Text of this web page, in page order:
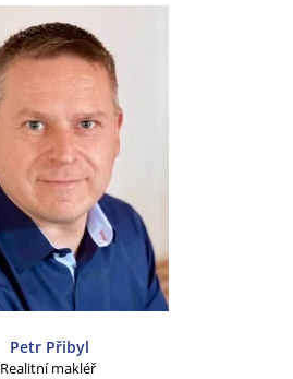
Petr Přibyl
Realitní makléř